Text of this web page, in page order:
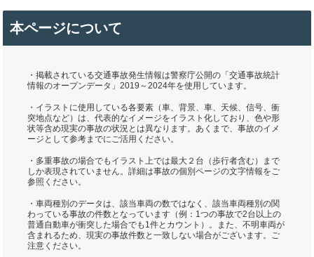
本ページについて
・掲載されている交通事故発生情報は警察庁公開の「交通事故統計
情報のオープンデータ」2019～2024年を使用しています。
・イラストに使用している各要素（車、背景、車、天候、信号、衝
突地点など）は、代表的なイメージをイラスト化しており、色や形
状等含め現実の事故の状況とは異なります。あくまで、事故のイメ
ージとして参考までにご活用ください。
・多重事故の場合でもイラスト上では最大２台（歩行者含む）まで
しか表現されていません。詳細は事故の個別ページの文字情報をご
参照ください。
・車両種別のデータは、該当車両の数ではなく、該当車両種別の関
わっている事故の件数となっています（例：1つの事故で2台以上の
普通自動車が衝突した場合でも1件とカウント）。また、不明車両が
含まれるため、現実の事故件数と一致しない場合がございます。ご
注意ください。